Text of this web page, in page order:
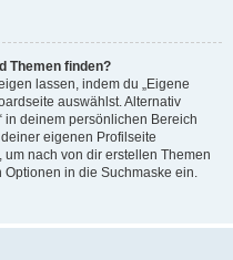
Themen finden?
lassen, indem du „Eigene
auswählst. Alternativ
in deinem persönlichen Bereich
eigenen Profilseite
nach von dir erstellen Themen
in die Suchmaske ein.